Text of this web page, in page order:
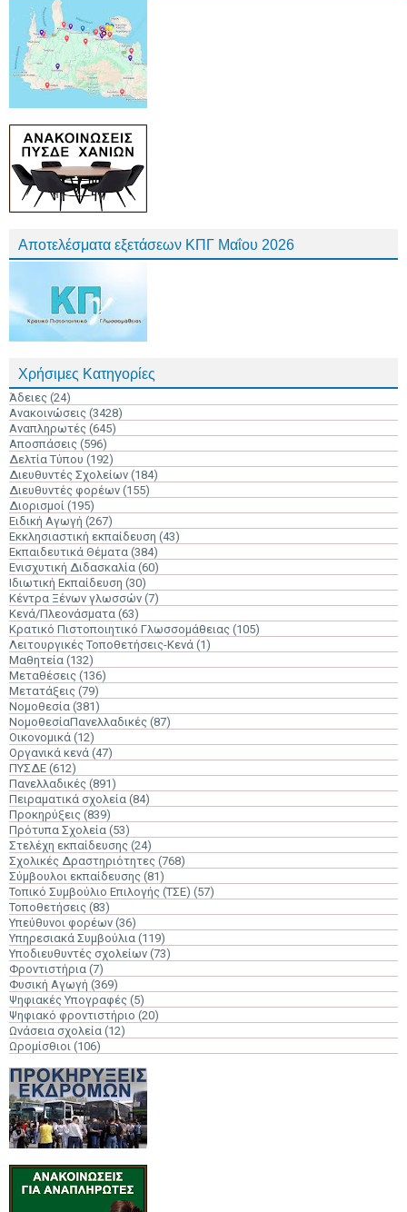
Αποτελέσματα εξετάσεων ΚΠΓ Μαΐου 2026
Χρήσιμες Κατηγορίες
Άδειες (24)
Ανακοινώσεις (3428)
Αναπληρωτές (645)
Αποσπάσεις (596)
Δελτία Τύπου (192)
Διευθυντές Σχολείων (184)
Διευθυντές φορέων (155)
Διορισμοί (195)
Ειδική Αγωγή (267)
Εκκλησιαστική εκπαίδευση (43)
Εκπαιδευτικά Θέματα (384)
Ενισχυτική Διδασκαλία (60)
Ιδιωτική Εκπαίδευση (30)
Κέντρα Ξένων γλωσσών (7)
Κενά/Πλεονάσματα (63)
Κρατικό Πιστοποιητικό Γλωσσομάθειας (105)
Λειτουργικές Τοποθετήσεις-Κενά (1)
Μαθητεία (132)
Μεταθέσεις (136)
Μετατάξεις (79)
Νομοθεσία (381)
ΝομοθεσίαΠανελλαδικές (87)
Οικονομικά (12)
Οργανικά κενά (47)
ΠΥΣΔΕ (612)
Πανελλαδικές (891)
Πειραματικά σχολεία (84)
Προκηρύξεις (839)
Πρότυπα Σχολεία (53)
Στελέχη εκπαίδευσης (24)
Σχολικές Δραστηριότητες (768)
Σύμβουλοι εκπαίδευσης (81)
Τοπικό Συμβούλιο Επιλογής (ΤΣΕ) (57)
Τοποθετήσεις (83)
Υπεύθυνοι φορέων (36)
Υπηρεσιακά Συμβούλια (119)
Υποδιευθυντές σχολείων (73)
Φροντιστήρια (7)
Φυσική Αγωγή (369)
Ψηφιακές Υπογραφές (5)
Ψηφιακό φροντιστήριο (20)
Ωνάσεια σχολεία (12)
Ωρομίσθιοι (106)